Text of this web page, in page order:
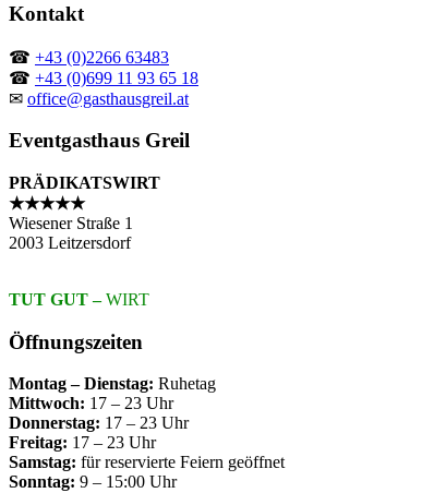
Kontakt
☎ +43 (0)2266 63483
☎ +43 (0)699 11 93 65 18
✉ office@gasthausgreil.at
Eventgasthaus Greil
PRÄDIKATSWIRT
★★★★★
Wiesener Straße 1
2003 Leitzersdorf
TUT GUT –WIRT
Öffnungszeiten
Montag – Dienstag: Ruhetag
Mittwoch: 17 – 23 Uhr
Donnerstag: 17 – 23 Uhr
Freitag: 17 – 23 Uhr
Samstag: für reservierte Feiern geöffnet
Sonntag: 9 – 15:00 Uhr